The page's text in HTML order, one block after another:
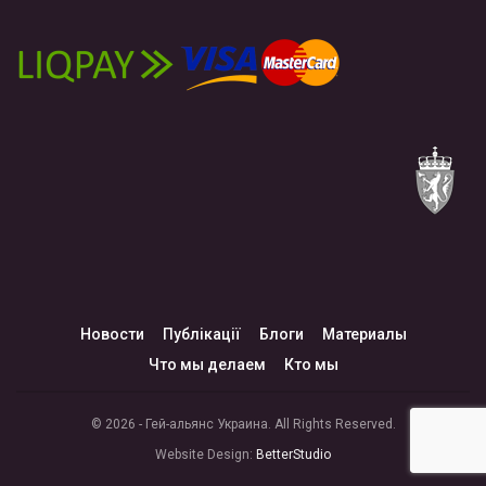
Новости Публікації Блоги
Материалы
Что мы делаем
Кто мы
© 2026 - Гей-альянс Украина. All Rights Reserved.
Website Design: BetterStudio